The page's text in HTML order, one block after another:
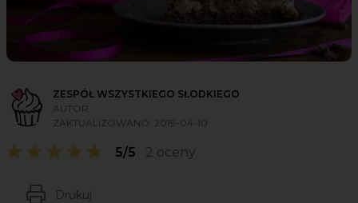
ZESPÓŁ WSZYSTKIEGO SŁODKIEGO
AUTOR
ZAKTUALIZOWANO: 2019-04-10
5/5 2 oceny
Drukuj